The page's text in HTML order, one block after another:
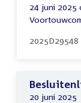
24 juni 2025
2025D29548
20 juni 2025